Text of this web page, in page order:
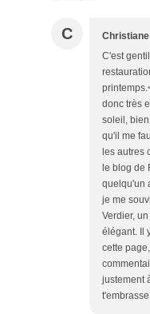
C
C'est
donc très
soleil,
qu'il me
les autres
le blog de
quelqu'un
je me
Verdier,
élégant. Il
cette
justement